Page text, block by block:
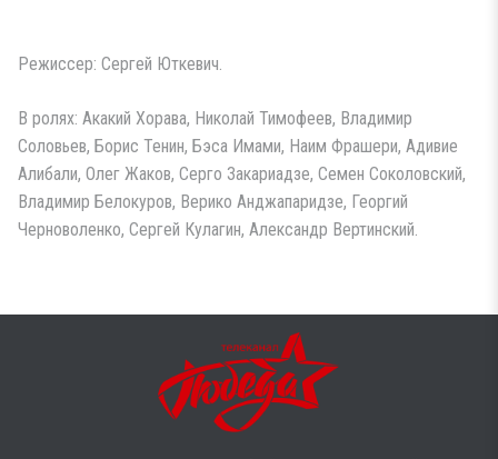
Режиссер: Сергей Юткевич.
В ролях: Акакий Хорава, Николай Тимофеев, Владимир
Соловьев, Борис Тенин, Бэса Имами, Наим Фрашери, Адивие
Алибали, Олег Жаков, Серго Закариадзе, Семен Соколовский,
Владимир Белокуров, Верико Анджапаридзе, Георгий
Черноволенко, Сергей Кулагин, Александр Вертинский.